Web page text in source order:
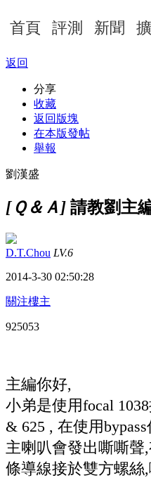
首頁 評測 新聞
返回
分享
收藏
返回版塊
在本版發帖
舉報
劉漢盛
[Ｑ＆Ａ] 請教劉主
D.T.Chou LV.6
2014-3-30 02:50:28
關注樓主
925053
主編你好,
小弟是使用focal
& 625 , 在使用
主喇叭會發出嘶嘶聲
條導線接於雙方螺絲